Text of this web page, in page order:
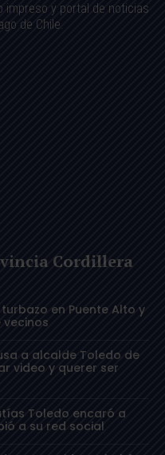
impreso y portal de noticias
de Chile.
Cordillera
en Puente Alto y
a alcalde Toledo de
video y querer ser
Toledo encaró a
a su red social